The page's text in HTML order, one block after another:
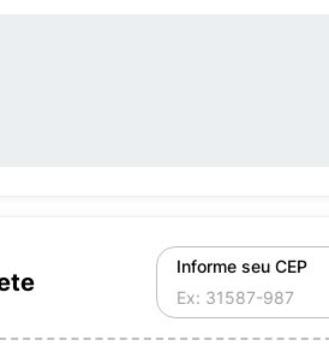
Informe seu CEP